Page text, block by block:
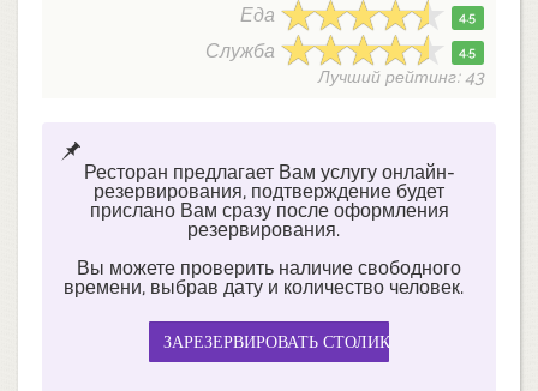
Еда 4.5
Служба 4.5
Лучший рейтинг: 43
Ресторан предлагает Вам услугу онлайн-
резервирования, подтверждение будет
прислано Вам сразу после оформления
резервирования.
Вы можете проверить наличие свободного
времени, выбрав дату и количество человек.